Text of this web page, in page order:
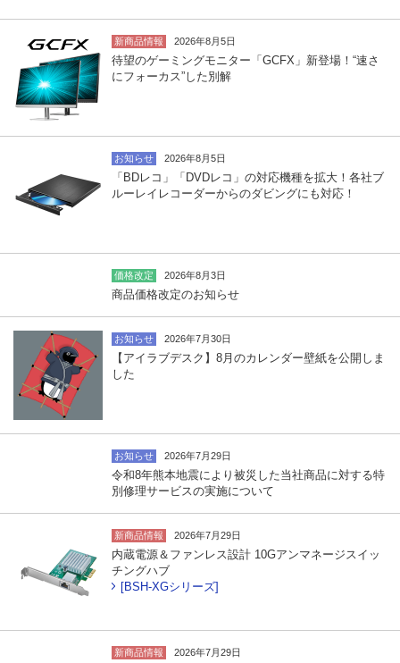
新商品情報 2026年8月5日
待望のゲーミングモニター「GCFX」新登場！“速さ
にフォーカス”した別解
お知らせ 2026年8月5日
「BDレコ」「DVDレコ」の対応機種を拡大！各社ブ
ルーレイレコーダーからのダビングにも対応！
価格改定 2026年8月3日
商品価格改定のお知らせ
お知らせ 2026年7月30日
【アイラブデスク】8月のカレンダー壁紙を公開しま
した
お知らせ 2026年7月29日
令和8年熊本地震により被災した当社商品に対する特
別修理サービスの実施について
新商品情報 2026年7月29日
内蔵電源＆ファンレス設計 10Gアンマネージスイッ
チングハブ
[BSH-XGシリーズ]
新商品情報 2026年7月29日